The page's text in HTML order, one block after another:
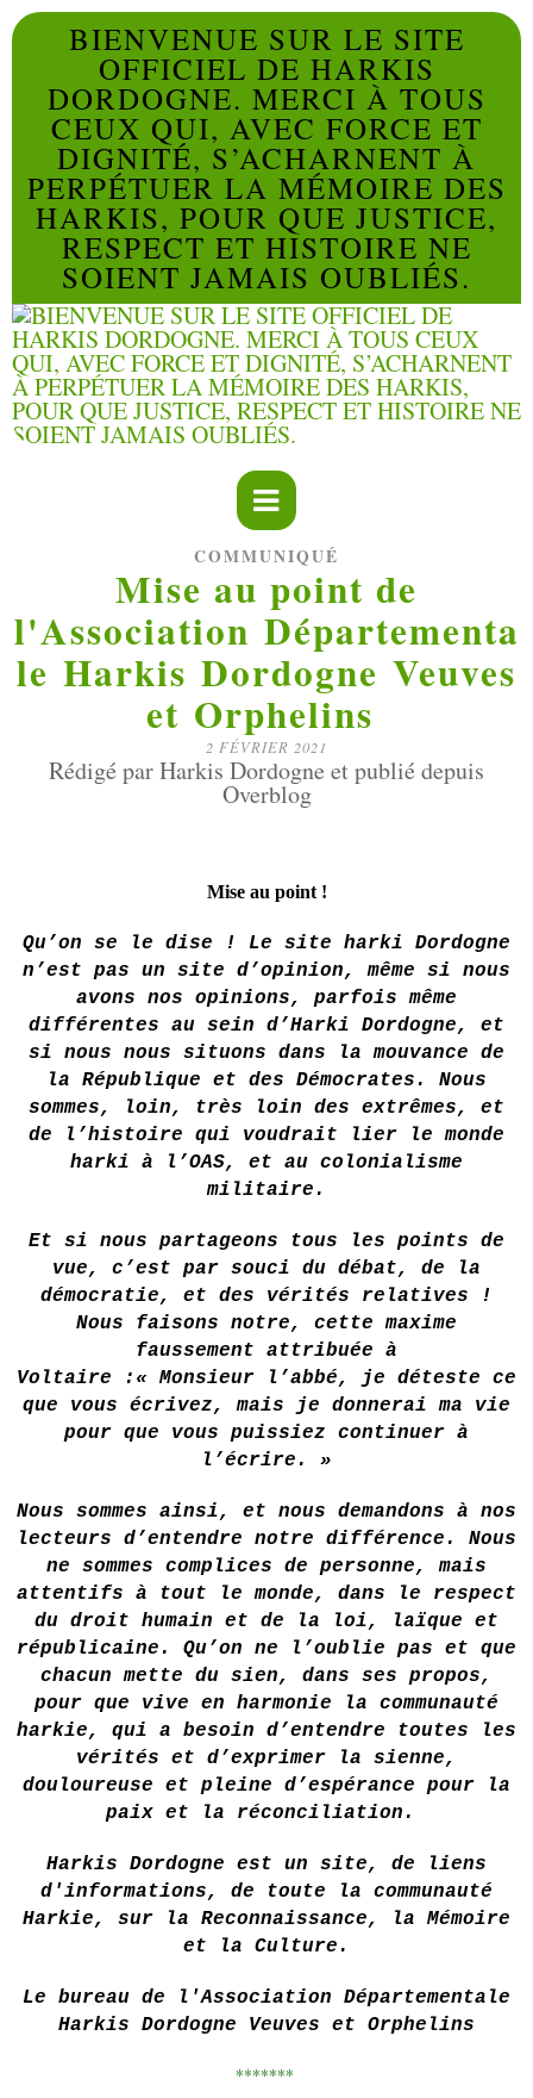
BIENVENUE SUR LE SITE
OFFICIEL DE HARKIS
DORDOGNE. MERCI À TOUS
CEUX QUI, AVEC FORCE ET
DIGNITÉ, S’ACHARNENT À
PERPÉTUER LA MÉMOIRE DES
HARKIS, POUR QUE JUSTICE,
RESPECT ET HISTOIRE NE
SOIENT JAMAIS OUBLIÉS.
COMMUNIQUÉ
Mise au point de
l'Association Départementa
le Harkis Dordogne Veuves
et Orphelins
2 FÉVRIER 2021
Rédigé par Harkis Dordogne et publié depuis
Overblog
Mise au point !
Qu’on se le dise ! Le site harki Dordogne
n’est pas un site d’opinion, même si nous
avons nos opinions, parfois même
différentes au sein d’Harki Dordogne, et
si nous nous situons dans la mouvance de
la République et des Démocrates. Nous
sommes, loin, très loin des extrêmes, et
de l’histoire qui voudrait lier le monde
harki à l’OAS, et au colonialisme
militaire.
Et si nous partageons tous les points de
vue, c’est par souci du débat, de la
démocratie, et des vérités relatives !
Nous faisons notre, cette maxime
faussement attribuée à
Voltaire :« Monsieur l’abbé, je déteste ce
que vous écrivez, mais je donnerai ma vie
pour que vous puissiez continuer à
l’écrire. »
Nous sommes ainsi, et nous demandons à nos
lecteurs d’entendre notre différence. Nous
ne sommes complices de personne, mais
attentifs à tout le monde, dans le respect
du droit humain et de la loi, laïque et
républicaine. Qu’on ne l’oublie pas et que
chacun mette du sien, dans ses propos,
pour que vive en harmonie la communauté
harkie, qui a besoin d’entendre toutes les
vérités et d’exprimer la sienne,
douloureuse et pleine d’espérance pour la
paix et la réconciliation.
Harkis Dordogne est un site, de liens
d'informations, de toute la communauté
Harkie, sur la Reconnaissance, la Mémoire
et la Culture.
Le bureau de l'Association Départementale
Harkis Dordogne Veuves et Orphelins
*******